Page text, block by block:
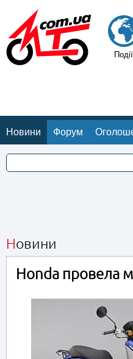
Події
Новини Форум
Новини
Honda провела